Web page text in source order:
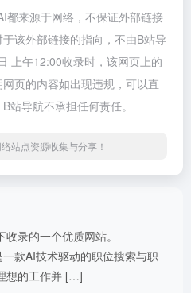
都来源于网络，不保证外部链接
该外部链接的指向，不由B站导
上午12:00收录时，该网页上的
页的内容如出现违规，可以直
站导航不承担任何责任。
站点资源收集与分享！
录的一个优质网站。
款AI技术驱动的职位搜索与职
想的工作并 […]